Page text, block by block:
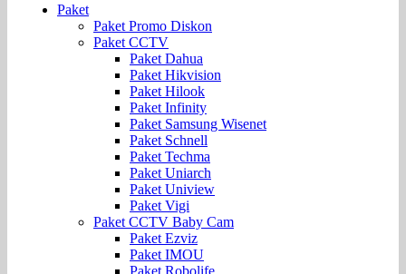
Paket
Paket Promo Diskon
Paket CCTV
Paket Dahua
Paket Hikvision
Paket Hilook
Paket Infinity
Paket Samsung Wisenet
Paket Schnell
Paket Techma
Paket Uniarch
Paket Uniview
Paket Vigi
Paket CCTV Baby Cam
Paket Ezviz
Paket IMOU
Paket Robolife